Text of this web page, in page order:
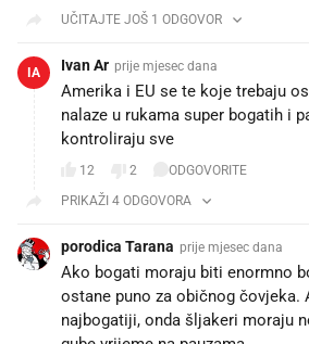
UČITAJTE JOŠ 1 ODGOVOR
IA Ivan Ar prije mjesec dana
Amerika i EU se te koje trebaju
nalaze u rukama super bogatih i
kontroliraju sve
12 2
ODGOVORITE
PRIKAŽI 4 ODGOVORA
porodica Tarana prije mjesec dana
Ako bogati moraju biti enormno
ostane puno za običnog čovjeka.
najbogatiji, onda šljakeri moraju